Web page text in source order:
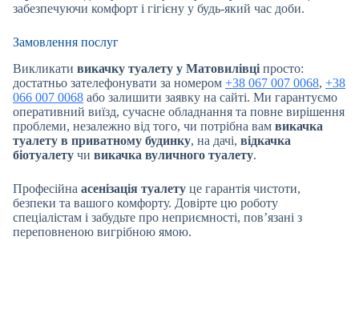
забезпечуючи комфорт і гігієну у будь-який час доби.
Замовлення послуг
Викликати викачку туалету у Матовилівці просто:
достатньо зателефонувати за номером +38 067 007 0068, +38
066 007 0068 або залишити заявку на сайті. Ми гарантуємо
оперативний виїзд, сучасне обладнання та повне вирішення
проблеми, незалежно від того, чи потрібна вам викачка
туалету в приватному будинку, на дачі, відкачка
біотуалету чи викачка вуличного туалету.
Професійна асенізація туалету це гарантія чистоти,
безпеки та вашого комфорту. Довірте цю роботу
спеціалістам і забудьте про неприємності, пов’язані з
переповненою вигрібною ямою.